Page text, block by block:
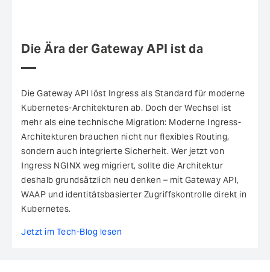
Die Ära der Gateway API ist da
Die Gateway API löst Ingress als Standard für moderne
Kubernetes-Architekturen ab. Doch der Wechsel ist
mehr als eine technische Migration: Moderne Ingress-
Architekturen brauchen nicht nur flexibles Routing,
sondern auch integrierte Sicherheit. Wer jetzt von
Ingress NGINX weg migriert, sollte die Architektur
deshalb grundsätzlich neu denken – mit Gateway API,
WAAP und identitätsbasierter Zugriffskontrolle direkt in
Kubernetes.
Jetzt im Tech-Blog lesen